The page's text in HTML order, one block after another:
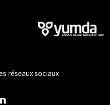
réseaux sociaux